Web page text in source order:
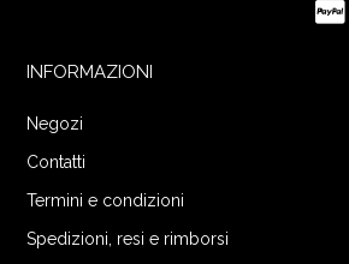
INFORMAZIONI
Negozi
Contatti
Termini e condizioni
Spedizioni, resi e rimborsi